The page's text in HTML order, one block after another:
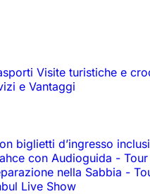
Visite turistiche e
e Vantaggi
biglietti d’ingresso inclusi
con Audioguida -
nella Sabbia -
Live Show